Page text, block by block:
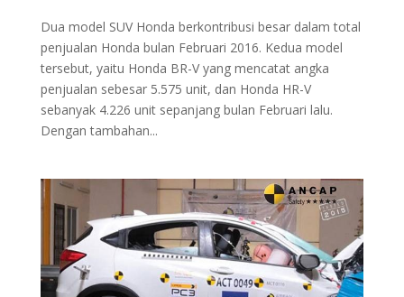
Dua model SUV Honda berkontribusi besar dalam total
penjualan Honda bulan Februari 2016. Kedua model
tersebut, yaitu Honda BR-V yang mencatat angka
penjualan sebesar 5.575 unit, dan Honda HR-V
sebanyak 4.226 unit sepanjang bulan Februari lalu.
Dengan tambahan...